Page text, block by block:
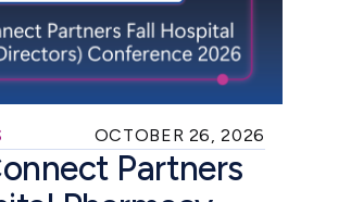
OCTOBER 26, 2026
Partners